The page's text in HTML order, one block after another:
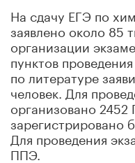
На сдачу ЕГЭ по
заявлено около 85
организации
пунктов
по литературе
человек. Для
организовано
зарегистрировано
Для проведения
ППЭ.